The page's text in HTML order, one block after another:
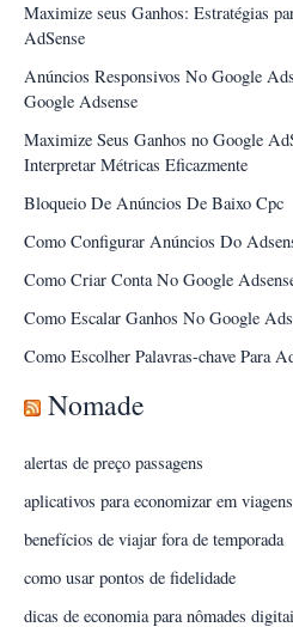
Maximize seus Ganhos: Estratégias
AdSense
Anúncios Responsivos No Google
Google Adsense
Maximize Seus Ganhos no Google
Interpretar Métricas Eficazmente
Bloqueio De Anúncios De Baixo Cpc
Como Configurar Anúncios Do
Como Criar Conta No Google
Como Escalar Ganhos No Google
Como Escolher Palavras-chave Para
Nomade
alertas de preço passagens
aplicativos para economizar em viagens
benefícios de viajar fora de temporada
como usar pontos de fidelidade
dicas de economia para nômades